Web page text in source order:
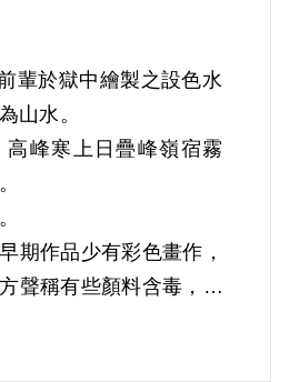
輩於獄中繪製之設色水
山水。
峰寒上日疊峰嶺宿霧
期作品少有彩色畫作，
聲稱有些顏料含毒，為
格禁止，直至其轉至外